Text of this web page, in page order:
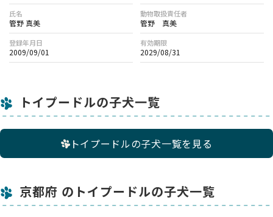
氏名
管野 真美
動物取扱責任者
管野 真美
登録年月日
2009/09/01
有効期限
2029/08/31
トイプードルの子犬一覧
トイプードルの子犬一覧を見る
京都府 のトイプードルの子犬一覧